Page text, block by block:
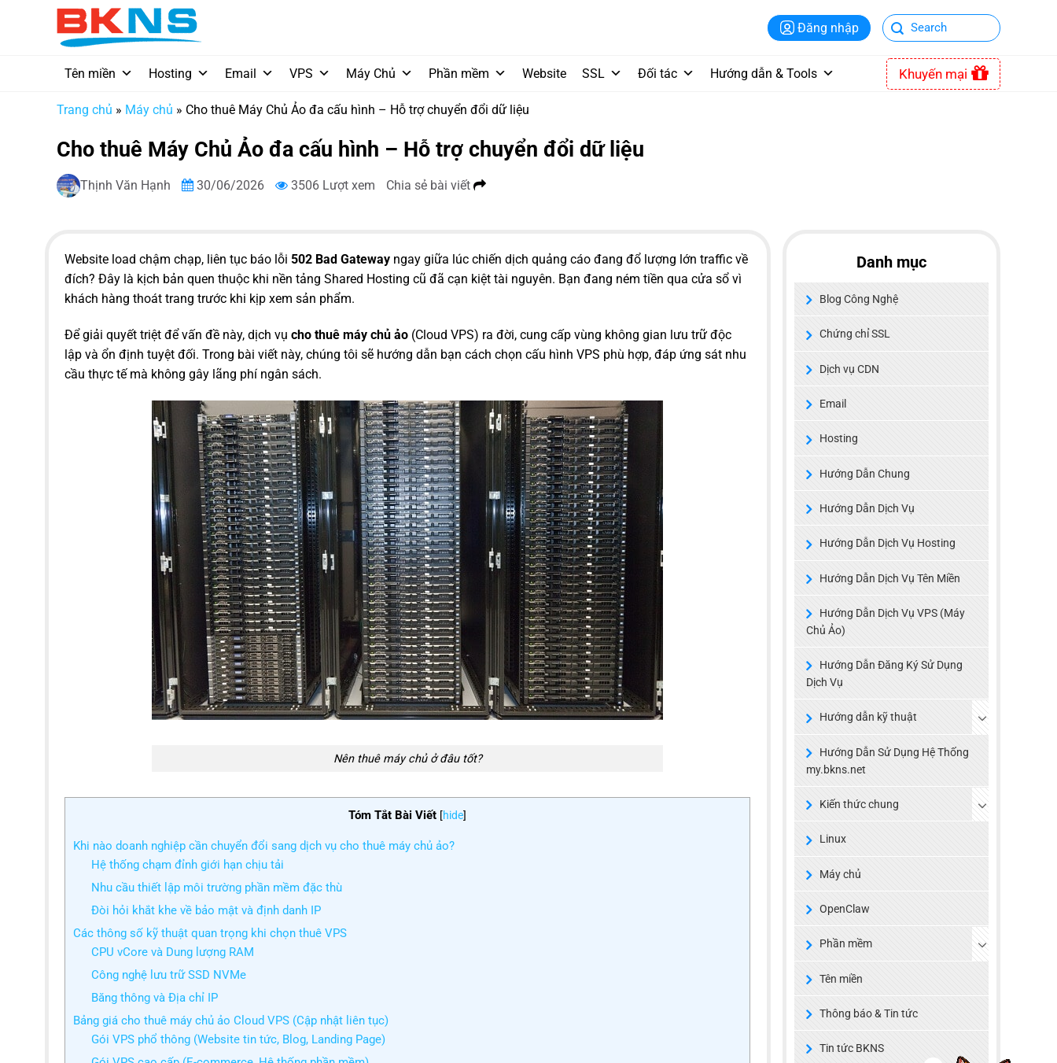
Đăng nhập
Tên miền Hosting Email VPS Máy Chủ Phần mềm Website SSL Đối tác Hướng dẫn & Tools Khuyến mại
Trang chủ » Máy chủ » Cho thuê Máy Chủ Ảo đa cấu hình – Hỗ trợ chuyển đổi dữ liệu
Cho thuê Máy Chủ Ảo đa cấu hình – Hỗ trợ chuyển đổi dữ liệu
Thịnh Văn Hạnh 30/06/2026 3506 Lượt xem Chia sẻ bài viết
Website load chậm chạp, liên tục báo lỗi 502 Bad Gateway ngay giữa lúc chiến dịch quảng cáo đang đổ lượng lớn traffic về
đích? Đây là kịch bản quen thuộc khi nền tảng Shared Hosting cũ đã cạn kiệt tài nguyên. Bạn đang ném tiền qua cửa sổ vì
khách hàng thoát trang trước khi kịp xem sản phẩm.
Để giải quyết triệt để vấn đề này, dịch vụ cho thuê máy chủ ảo (Cloud VPS) ra đời, cung cấp vùng không gian lưu trữ độc
lập và ổn định tuyệt đối. Trong bài viết này, chúng tôi sẽ hướng dẫn bạn cách chọn cấu hình VPS phù hợp, đáp ứng sát nhu
cầu thực tế mà không gây lãng phí ngân sách.
Nên thuê máy chủ ở đâu tốt?
Tóm Tắt Bài Viết [hide]
Khi nào doanh nghiệp cần chuyển đổi sang dịch vụ cho thuê máy chủ ảo?
Hệ thống chạm đỉnh giới hạn chịu tải
Nhu cầu thiết lập môi trường phần mềm đặc thù
Đòi hỏi khắt khe về bảo mật và định danh IP
Các thông số kỹ thuật quan trọng khi chọn thuê VPS
CPU vCore và Dung lượng RAM
Công nghệ lưu trữ SSD NVMe
Băng thông và Địa chỉ IP
Bảng giá cho thuê máy chủ ảo Cloud VPS (Cập nhật liên tục)
Gói VPS phổ thông (Website tin tức, Blog, Landing Page)
Danh mục
Blog Công Nghệ
Chứng chỉ SSL
Dịch vụ CDN
Email
Hosting
Hướng Dẫn Chung
Hướng Dẫn Dịch Vụ
Hướng Dẫn Dịch Vụ Hosting
Hướng Dẫn Dịch Vụ Tên Miền
Hướng Dẫn Dịch Vụ VPS (Máy
Chủ Ảo)
Hướng Dẫn Đăng Ký Sử Dụng
Dịch Vụ
Hướng dẫn kỹ thuật
Hướng Dẫn Sử Dụng Hệ Thống
my.bkns.net
Kiến thức chung
Linux
Máy chủ
OpenClaw
Phần mềm
Tên miền
Thông báo & Tin tức
Tin tức BKNS